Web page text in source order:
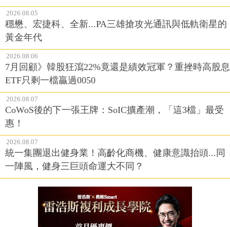
2026.08.05
穩懋、宏捷科、全新...PA三雄搶攻光通訊與低軌衛星的
黃金年代
2026.08.06
7月回顧》韓股狂瀉22%竟還是績效冠軍？重挫時高股息
ETF只剩一檔贏過0050
2026.08.07
CoWoS後的下一張王牌：SoIC擴產潮，「這3檔」最受
惠！
2026.08.07
統一集團退出健身業！高齡化商機、健康意識抬頭...同
一陣風，健身三巨頭命運大不同？